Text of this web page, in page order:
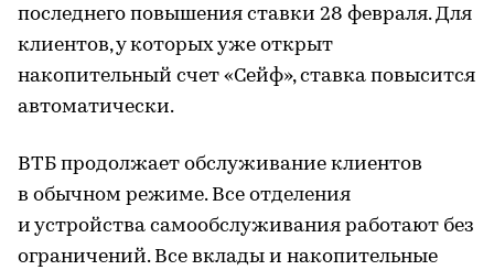
последнего повышения ставки 28 февраля. Для
клиентов, у которых уже открыт
накопительный счет «Сейф», ставка повысится
автоматически.
ВТБ продолжает обслуживание клиентов
в обычном режиме. Все отделения
и устройства самообслуживания работают без
ограничений. Все вклады и накопительные